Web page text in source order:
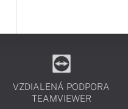
VZDIALENÁ PODPORA
TEAMVIEWER